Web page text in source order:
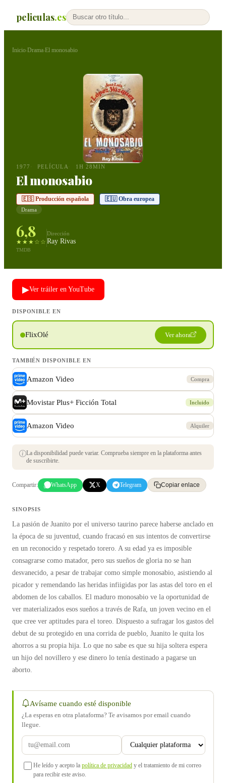
peliculas.es
Inicio›Drama›El monosabio
1977 PELÍCULA 1H 28MIN
El monosabio
🇪🇸 Producción española 🇪🇺 Obra europea
Drama
6,8
★★★☆☆
TMDB
Dirección
Ray Rivas
▶Ver tráiler en YouTube
DISPONIBLE EN
FlixOlé Ver ahora
TAMBIÉN DISPONIBLE EN
Amazon Video Compra
Movistar Plus+ Ficción Total Incluido
Amazon Video Alquiler
La disponibilidad puede variar. Comprueba siempre en la plataforma antes
de suscribirte.
Compartir: WhatsApp X Telegram Copiar enlace
SINOPSIS
La pasión de Juanito por el universo taurino parece haberse anclado en
la época de su juventud, cuando fracasó en sus intentos de convertirse
en un reconocido y respetado torero. A su edad ya es imposible
consagrarse como matador, pero sus sueños de gloria no se han
desvanecido, a pesar de trabajar como simple monosabio, asistiendo al
picador y remendando las heridas infiigidas por las astas del toro en el
abdomen de los caballos. El maduro monosabio ve la oportunidad de
ver materializados esos sueños a través de Rafa, un joven vecino en el
que cree ver aptitudes para el toreo. Dispuesto a sufragar los gastos del
debut de su protegido en una corrida de pueblo, Juanito le quita los
ahorros a su propia hija. Lo que no sabe es que su hija soltera espera
un hijo del novillero y ese dinero lo tenía destinado a pagarse un
aborto.
Avísame cuando esté disponible
¿La esperas en otra plataforma? Te avisamos por email cuando
llegue.
He leído y acepto la política de privacidad y el tratamiento de mi correo
para recibir este aviso.